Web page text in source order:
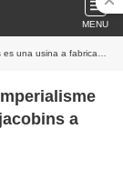
MENU
de jacobins a flux contunh
a